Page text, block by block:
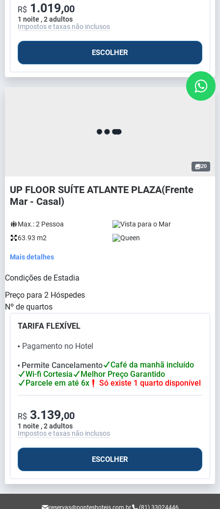
1 noite , 2 adultos
R$ 1.019,00
Impostos e taxas não inclusos
ESCOLHER
20
UP FLOOR SUÍTE ATLANTE PLAZA(Frente
Mar - Casal)
Max.:2 Pessoa
Vista para o Mar
63.93 m2
Queen
Mais detalhes
Condições de Estadia
Preço para 2 Hóspedes
Nº de quartos
TARIFA FLEXÍVEL
⬤ Pagamento no Hotel
⬤ Permite Cancelamento
Café da manhã incluído
Wi-fi Cortesia
Melhor Preço Garantido
Parcele em até 6x
Só existe 1 quarto disponível
1 noite , 2 adultos
R$ 3.139,00
Impostos e taxas não inclusos
ESCOLHER
reservas@ponteshoteis.com.br (81) 33024446